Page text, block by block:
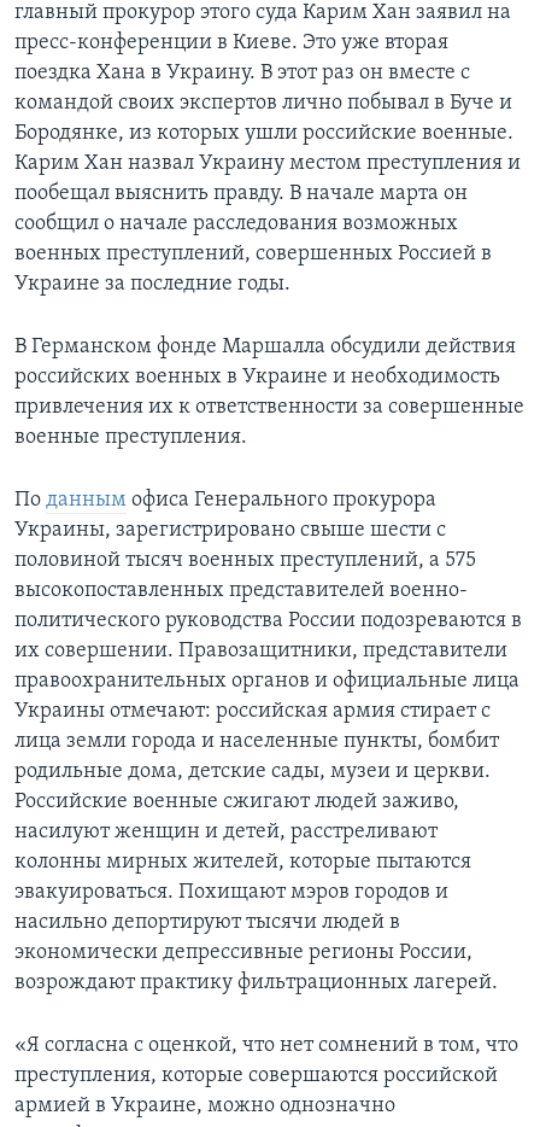
главный прокурор этого суда Карим Хан заявил на
пресс-конференции в Киеве. Это уже вторая
поездка Хана в Украину. В этот раз он вместе с
командой своих экспертов лично побывал в Буче и
Бородянке, из которых ушли российские военные.
Карим Хан назвал Украину местом преступления и
пообещал выяснить правду. В начале марта он
сообщил о начале расследования возможных
военных преступлений, совершенных Россией в
Украине за последние годы.
В Германском фонде Маршалла обсудили действия
российских военных в Украине и необходимость
привлечения их к ответственности за совершенные
военные преступления.
По данным офиса Генерального прокурора
Украины, зарегистрировано свыше шести с
половиной тысяч военных преступлений, а 575
высокопоставленных представителей военно-
политического руководства России подозреваются в
их совершении. Правозащитники, представители
правоохранительных органов и официальные лица
Украины отмечают: российская армия стирает с
лица земли города и населенные пункты, бомбит
родильные дома, детские сады, музеи и церкви.
Российские военные сжигают людей заживо,
насилуют женщин и детей, расстреливают
колонны мирных жителей, которые пытаются
эвакуироваться. Похищают мэров городов и
насильно депортируют тысячи людей в
экономически депрессивные регионы России,
возрождают практику фильтрационных лагерей.
«Я согласна с оценкой, что нет сомнений в том, что
преступления, которые совершаются российской
армией в Украине, можно однозначно